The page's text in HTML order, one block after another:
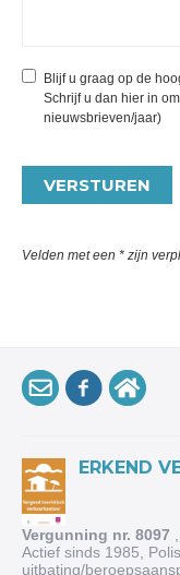
Blijf u graag op de
Schrijf u dan hier in
nieuwsbrieven/jaar)
Velden met een * zijn
ERKEND
Vergunning nr. 8097
Actief sinds 1985,
uitbating/